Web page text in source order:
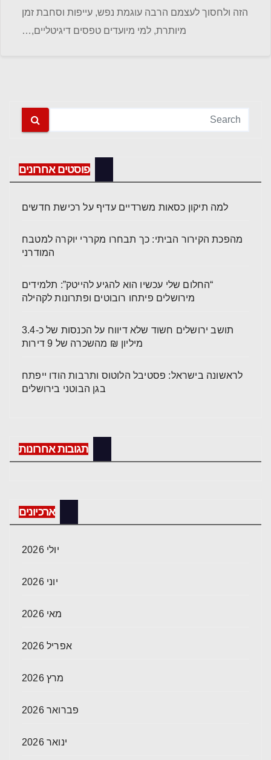
הזה ולחסוך לעצמם הרבה עוגמת נפש, עייפות וסחבת זמן
מיותרת, למי מיועדים טפסים דיגיטליים,…
פוסטים אחרונים
למה תיקון כסאות משרדיים עדיף על רכישת חדשים
מהפכת הקירור הביתי: כך תבחרו מקררי יוקרה למטבח
המודרני
“החלום שלי עכשיו הוא להגיע להייטק”: תלמידים
מירושלים פיתחו רובוטים ופתרונות לקהילה
תושב ירושלים חשוד שלא דיווח על הכנסות של כ-3.4
מיליון ₪ מהשכרה של 9 דירות
לראשונה בישראל: פסטיבל הלוטוס ותרבות הודו ייפתח
בגן הבוטני בירושלים
תגובות אחרונות
ארכיונים
יולי 2026
יוני 2026
מאי 2026
אפריל 2026
מרץ 2026
פברואר 2026
ינואר 2026